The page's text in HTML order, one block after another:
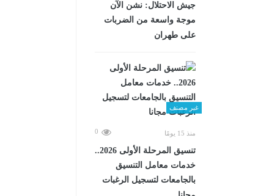
جيش الاحتلال: نشن الآن
موجة واسعة من الضربات
على طهران
غير مصنف
منذ 15 يومًا 0
تنسيق المرحلة الأولى 2026..
خدمات معامل التنسيق
بالجامعات لتسجيل الرغبات